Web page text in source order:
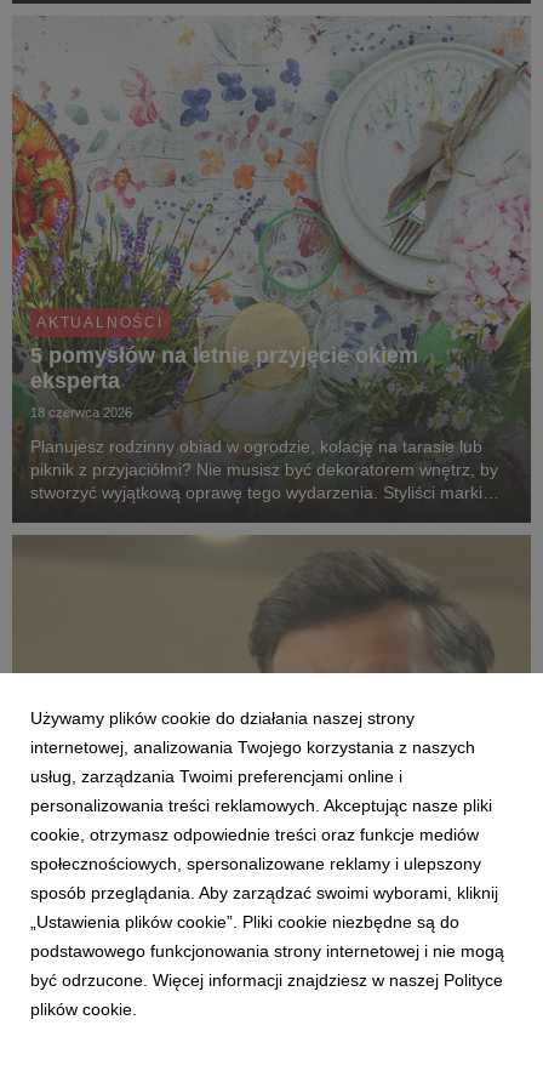
pojazdów elektrycznych. Jeszcze w tym roku, pr...
AKTUALNOŚCI
5 pomysłów na letnie przyjęcie okiem
eksperta
18 czerwca 2026
Planujesz rodzinny obiad w ogrodzie, kolację na tarasie lub
piknik z przyjaciółmi? Nie musisz być dekoratorem wnętrz, by
stworzyć wyjątkową oprawę tego wydarzenia. Styliści marki
zmienią zwykłe spotkanie na świeżym ...
AKTUALNOŚCI
Modne, stylowe, ładne – nie zawsze drogie.
Agata o różnych kategoriach cenowych
produktów w nowej reklamie
12 czerwca 2026
Percepcja wysokiej ceny nie zawsze jest zgodna z
rzeczywistością – szczególnie jeśli mowa o wystroju wnętrz. Do
tej znanej z życia sytuacji odwołuje się w najnowszej reklamie
Używamy plików cookie do działania naszej strony
internetowej, analizowania Twojego korzystania z naszych
usług, zarządzania Twoimi preferencjami online i
personalizowania treści reklamowych. Akceptując nasze pliki
cookie, otrzymasz odpowiednie treści oraz funkcje mediów
społecznościowych, spersonalizowane reklamy i ulepszony
sposób przeglądania. Aby zarządzać swoimi wyborami, kliknij
„Ustawienia plików cookie”. Pliki cookie niezbędne są do
podstawowego funkcjonowania strony internetowej i nie mogą
być odrzucone. Więcej informacji znajdziesz w naszej Polityce
plików cookie.